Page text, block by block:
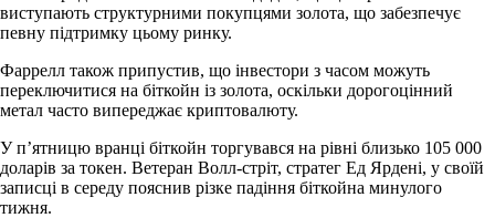
виступають структурними покупцями золота, що забезпечує
певну підтримку цьому ринку.
Фаррелл також припустив, що інвестори з часом можуть
переключитися на біткойн із золота, оскільки дорогоцінний
метал часто випереджає криптовалюту.
У п’ятницю вранці біткойн торгувався на рівні близько 105 000
доларів за токен. Ветеран Волл-стріт, стратег Ед Ярдені, у своїй
записці в середу пояснив різке падіння біткойна минулого
тижня.